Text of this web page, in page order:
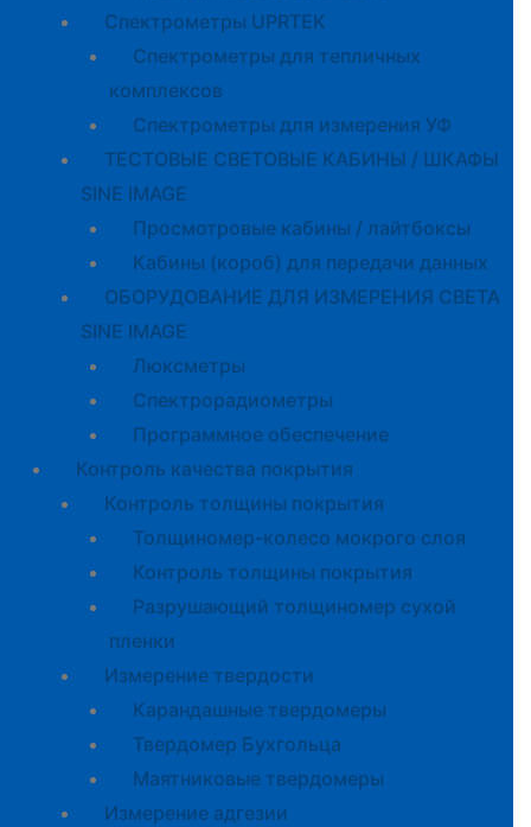
Спектрометры UPRTEK
Спектрометры для тепличных
комплексов
Спектрометры для измерения УФ
ТЕСТОВЫЕ СВЕТОВЫЕ КАБИНЫ / ШКАФЫ
SINE IMAGE
Просмотровые кабины / лайтбоксы
Кабины (короб) для передачи данных
ОБОРУДОВАНИЕ ДЛЯ ИЗМЕРЕНИЯ СВЕТА
SINE IMAGE
Люксметры
Спектрорадиометры
Программное обеспечение
Контроль качества покрытия
Контроль толщины покрытия
Толщиномер-колесо мокрого слоя
Контроль толщины покрытия
Разрушающий толщиномер сухой
пленки
Измерение твердости
Карандашные твердомеры
Твердомер Бухгольца
Маятниковые твердомеры
Измерение адгезии